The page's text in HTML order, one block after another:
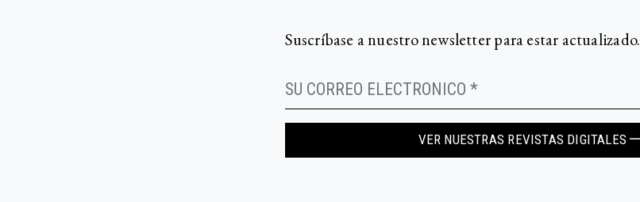
Suscríbase a nuestro newsletter para estar actualizado.
VER NUESTRAS REVISTAS DIGITALES